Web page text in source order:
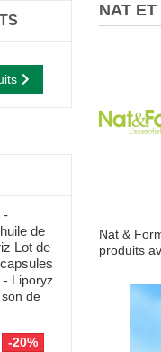
NAT ET
Nat &
produits
-
de
Lot de
- Liporyz
de
-20%